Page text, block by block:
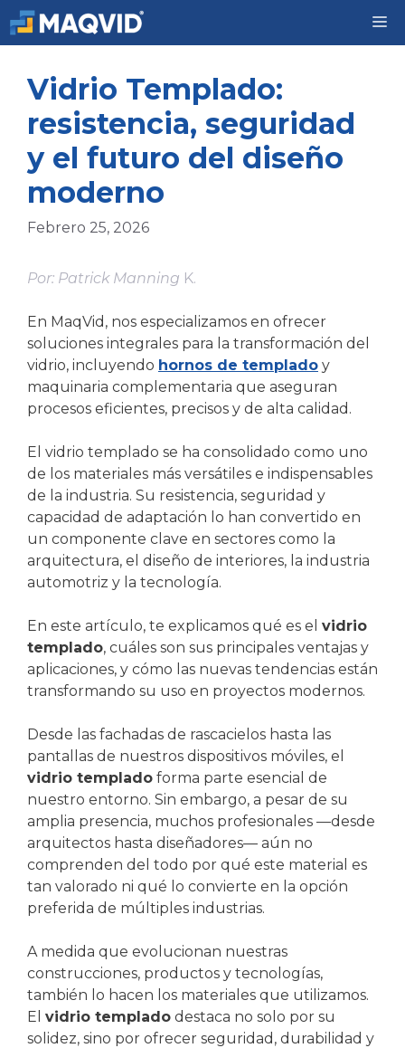
Vidrio Templado:
resistencia, seguridad
y el futuro del diseño
moderno
Febrero 25, 2026
Por: Patrick Manning K.
En MaqVid, nos especializamos en ofrecer
soluciones integrales para la transformación del
vidrio, incluyendo hornos de templado y
maquinaria complementaria que aseguran
procesos eficientes, precisos y de alta calidad.
El vidrio templado se ha consolidado como uno
de los materiales más versátiles e indispensables
de la industria. Su resistencia, seguridad y
capacidad de adaptación lo han convertido en
un componente clave en sectores como la
arquitectura, el diseño de interiores, la industria
automotriz y la tecnología.
En este artículo, te explicamos qué es el vidrio
templado, cuáles son sus principales ventajas y
aplicaciones, y cómo las nuevas tendencias están
transformando su uso en proyectos modernos.
Desde las fachadas de rascacielos hasta las
pantallas de nuestros dispositivos móviles, el
vidrio templado forma parte esencial de
nuestro entorno. Sin embargo, a pesar de su
amplia presencia, muchos profesionales —desde
arquitectos hasta diseñadores— aún no
comprenden del todo por qué este material es
tan valorado ni qué lo convierte en la opción
preferida de múltiples industrias.
A medida que evolucionan nuestras
construcciones, productos y tecnologías,
también lo hacen los materiales que utilizamos.
El vidrio templado destaca no solo por su
solidez, sino por ofrecer seguridad, durabilidad y